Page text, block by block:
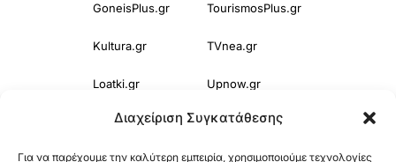
Διαχείριση Συγκατάθεσης
Για να παρέχουμε την καλύτερη εμπειρία, χρησιμοποιούμε τεχνολογίες
GoneisPlus.gr TourismosPlus.gr
Kultura.gr TVnea.gr
Loatki.gr Upnow.gr
Loveis.gr VresSyntages.gr